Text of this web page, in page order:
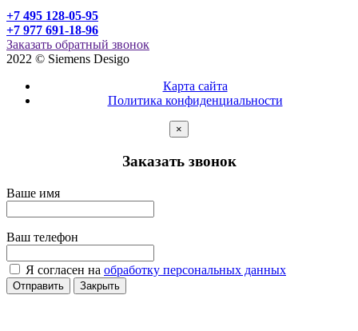
+7 495 128-05-95
+7 977 691-18-96
Заказать обратный звонок
2022 © Siemens Desigo
Карта сайта
Политика конфиденциальности
×
Заказать звонок
Ваше имя
Ваш телефон
Я согласен на обработку персональных данных
Отправить Закрыть